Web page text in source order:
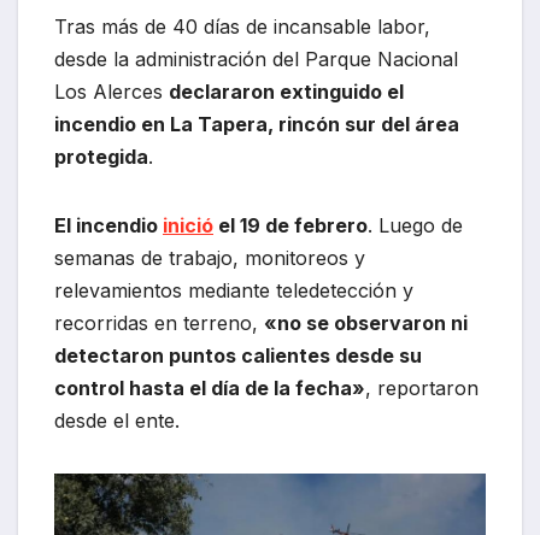
Tras más de 40 días de incansable labor,
desde la administración del Parque Nacional
Los Alerces declararon extinguido el
incendio en La Tapera, rincón sur del área
protegida.
El incendio inició el 19 de febrero. Luego de
semanas de trabajo, monitoreos y
relevamientos mediante teledetección y
recorridas en terreno, «no se observaron ni
detectaron puntos calientes desde su
control hasta el día de la fecha», reportaron
desde el ente.